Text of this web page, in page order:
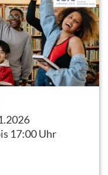
17:00 Uhr